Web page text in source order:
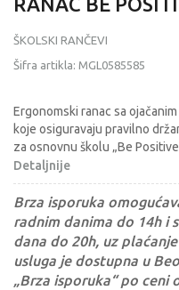
ŠKOLSKI RANČEVI
Šifra artikla: MGL0585585
Ergonomski ranac sa
koje osiguravaju pravilno
za osnovnu školu „Be
Detaljnije
Brza isporuka
radnim danima do 14h i
dana do 20h, uz
usluga je dostupna u
„Brza isporuka“ po ceni